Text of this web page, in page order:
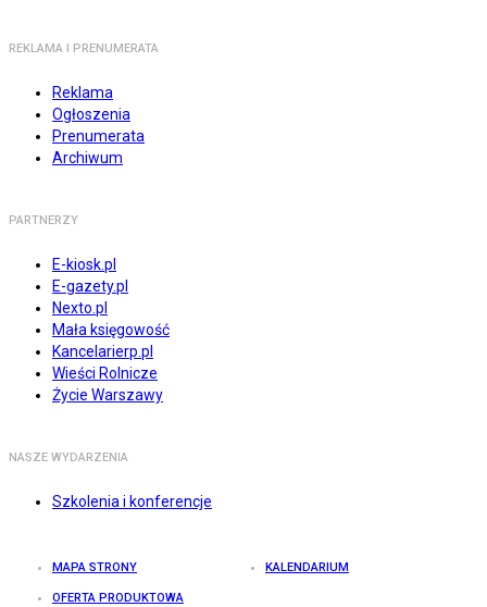
REKLAMA I PRENUMERATA
Reklama
Ogłoszenia
Prenumerata
Archiwum
PARTNERZY
E-kiosk.pl
E-gazety.pl
Nexto.pl
Mała księgowość
Kancelarierp.pl
Wieści Rolnicze
Życie Warszawy
NASZE WYDARZENIA
Szkolenia i konferencje
MAPA STRONY KALENDARIUM
OFERTA PRODUKTOWA